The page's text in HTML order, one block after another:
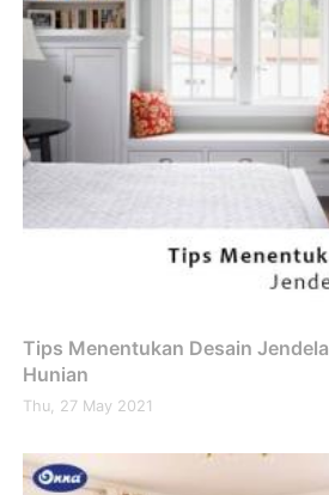
Tips Menentukan Desain Jendela
Hunian
Thu, 27 May 2021